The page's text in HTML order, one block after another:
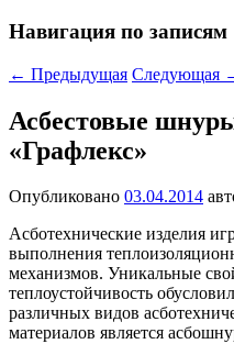
Навигация по записям
← Предыдущая Следующая
Асбестовые
«Графлекс»
Опубликовано 03.04.2014
Асботехнические изделия
выполнения
механизмов. Уникальные
теплоустойчивость
различных видов
материалов является